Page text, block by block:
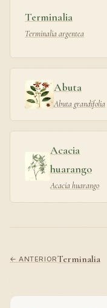
Terminalia
Terminalia argentea
Abuta
Abuta grandifolia
Acacia
huarango
Acacia huarango
← ANTERIORTerminalia